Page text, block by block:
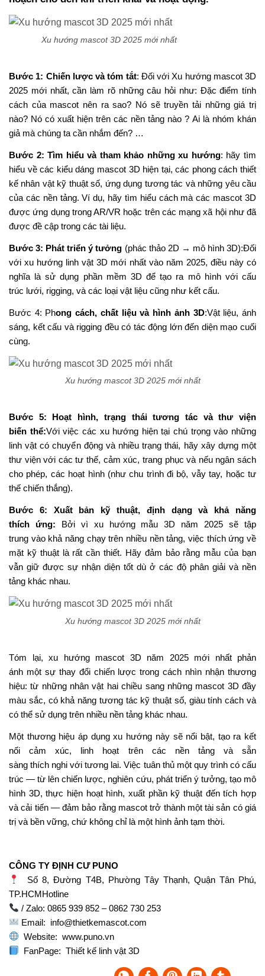
Xu hướng mascot 3D 2025 mới nhất
Bước 1: Chiến lược và tóm tắt: Đối với Xu hướng mascot 3D
2025 mới nhất, cần làm rõ những câu hỏi như: Đặc điểm tính
cách của mascot nên ra sao? Nó sẽ truyền tải những giá trị
nào? Nó có xuất hiện trên các nền tảng nào ? Ai là nhóm khán
giả mà chúng ta cần nhắm đến? …
Bước 2: Tìm hiểu và tham khảo những xu hướng: hãy tìm
hiểu về các kiểu dáng mascot 3D hiện tại, các phong cách thiết
kế nhân vật kỹ thuật số, ứng dụng tương tác và những yêu cầu
của các nền tảng. Ví dụ, hãy tìm hiểu cách mà các mascot 3D
được ứng dụng trong AR/VR hoặc trên các mạng xã hội như đã
được đề cập trong các tài liệu.
Bước 3: Phát triển ý tưởng (phác thảo 2D → mô hình 3D):Đối
với xu hướng linh vật 3D mới nhất vào năm 2025, điều này có
nghĩa là sử dụng phần mềm 3D để tạo ra mô hình với cấu
trúc lưới, rigging, và các loại vật liệu cũng như kết cấu.
Bước 4: Phong cách, chất liệu và hình ảnh 3D:Vật liệu, ánh
sáng, kết cấu và rigging đều có tác động lớn đến diện mạo cuối
cùng.
Xu hướng mascot 3D 2025 mới nhất
Bước 5: Hoạt hình, trạng thái tương tác và thư viện
biến thể:Với việc các xu hướng hiện tại chú trọng vào những
linh vật có chuyển động và nhiều trạng thái, hãy xây dựng một
thư viện với các tư thế, cảm xúc, trang phục và nếu ngân sách
cho phép, các hoạt hình (như chu trình đi bộ, vẫy tay, hoặc tư
thế chiến thắng).
Bước 6: Xuất bản kỹ thuật, định dạng và khả năng
thích ứng: Bởi vì xu hướng mẫu 3D năm 2025 sẽ tập
trung vào khả năng chạy trên nhiều nền tảng, việc thích ứng về
mặt kỹ thuật là rất cần thiết. Hãy đảm bảo rằng mẫu của bạn
vẫn giữ được sự nhận diện tốt dù ở các độ phân giải và nền
tảng khác nhau.
Xu hướng mascot 3D 2025 mới nhất
Tóm lại, xu hướng mascot 3D năm 2025 mới nhất phản
ánh một sự thay đổi chiến lược trong cách nhìn nhận thương
hiệu: từ những nhân vật hai chiều sang những mascot 3D đầy
màu sắc, có khả năng tương tác kỹ thuật số, giàu tính cách và
có thể sử dụng trên nhiều nền tảng khác nhau.
Một thương hiệu áp dụng xu hướng này sẽ nổi bật, tạo ra kết
nối cảm xúc, linh hoạt trên các nền tảng và sẵn
sàng thích nghi với tương lai. Việc tuân thủ một quy trình có cấu
trúc — từ lên chiến lược, nghiên cứu, phát triển ý tưởng, tạo mô
hình 3D, thực hiện hoạt hình, xuất phần kỹ thuật đến tích hợp
và cải tiến — đảm bảo rằng mascot trở thành một tài sản có giá
trị và bền vững, chứ không chỉ là một hình ảnh tạm thời.
CÔNG TY ĐỊNH CƯ PUNO
Số 8, Đường T4B, Phường Tây Thạnh, Quận Tân Phú,
TP.HCMHotline
/ Zalo: 0865 939 852 – 0862 730 253
Email: info@thietkemascot.com
Website:www.puno.vn
FanPage:Thiết kế linh vật 3D